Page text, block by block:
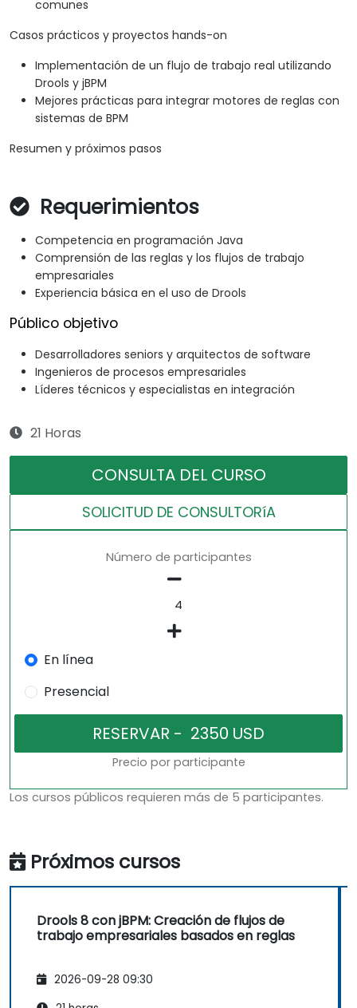
comunes
Casos prácticos y proyectos hands-on
Implementación de un flujo de trabajo real utilizando
Drools y jBPM
Mejores prácticas para integrar motores de reglas con
sistemas de BPM
Resumen y próximos pasos
Requerimientos
Competencia en programación Java
Comprensión de las reglas y los flujos de trabajo
empresariales
Experiencia básica en el uso de Drools
Público objetivo
Desarrolladores seniors y arquitectos de software
Ingenieros de procesos empresariales
Líderes técnicos y especialistas en integración
21 Horas
CONSULTA DEL CURSO
SOLICITUD DE CONSULTORíA
Número de participantes
En línea
Presencial
Precio por participante
Los cursos públicos requieren más de 5 participantes.
Próximos cursos
Drools 8 con jBPM: Creación de flujos de
trabajo empresariales basados en reglas
2026-09-28 09:30